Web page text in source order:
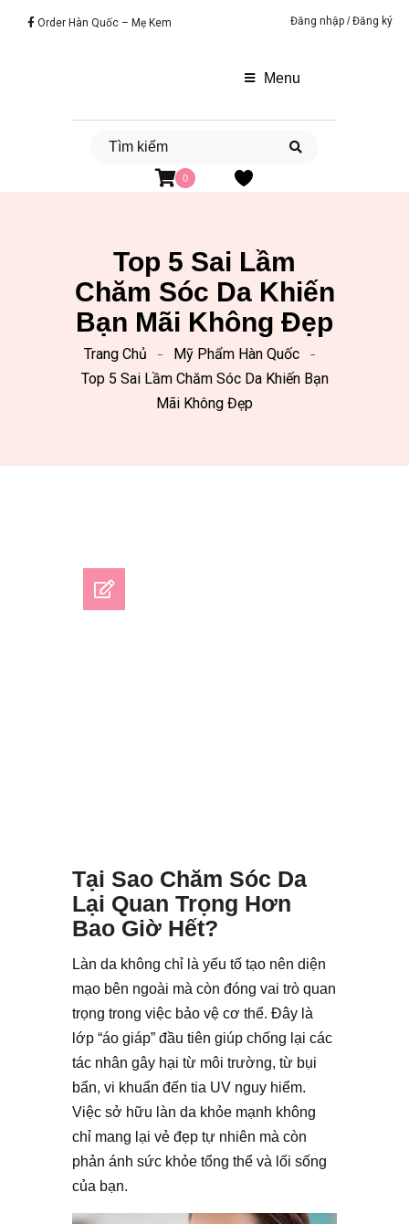
Order Hàn Quốc – Mẹ Kem Đăng nhập /Đăng ký
Menu
0
Top 5 Sai Lầm
Chăm Sóc Da Khiến
Bạn Mãi Không Đẹp
Trang Chủ
Mỹ Phẩm Hàn Quốc
Top 5 Sai Lầm Chăm Sóc Da Khiến Bạn
Mãi Không Đẹp
Tại Sao Chăm Sóc Da
Lại Quan Trọng Hơn
Bao Giờ Hết?
Làn da không chỉ là yếu tố tạo nên diện
mạo bên ngoài mà còn đóng vai trò quan
trọng trong việc bảo vệ cơ thể. Đây là
lớp “áo giáp” đầu tiên giúp chống lại các
tác nhân gây hại từ môi trường, từ bụi
bẩn, vi khuẩn đến tia UV nguy hiểm.
Việc sở hữu làn da khỏe mạnh không
chỉ mang lại vẻ đẹp tự nhiên mà còn
phản ánh sức khỏe tổng thể và lối sống
của bạn.